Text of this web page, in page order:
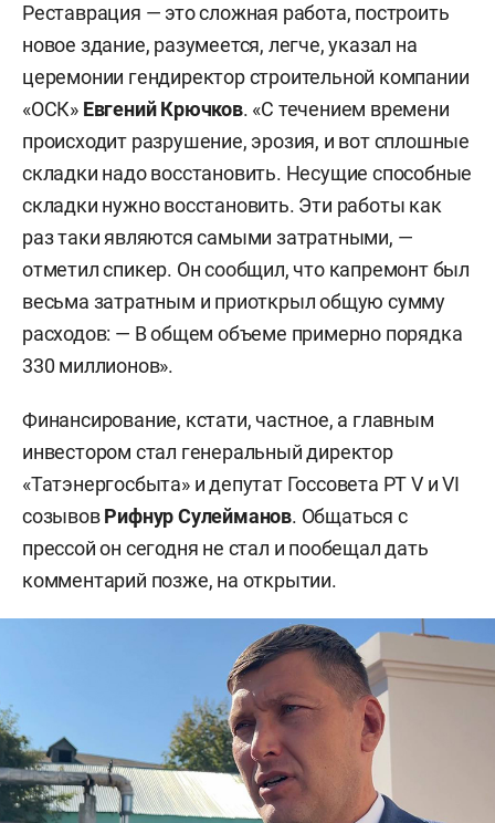
Реставрация — это сложная работа, построить
новое здание, разумеется, легче, указал на
церемонии гендиректор строительной компании
«ОСК» Евгений Крючков. «С течением времени
происходит разрушение, эрозия, и вот сплошные
складки надо восстановить. Несущие способные
складки нужно восстановить. Эти работы как
раз таки являются самыми затратными, —
отметил спикер. Он сообщил, что капремонт был
весьма затратным и приоткрыл общую сумму
расходов: — В общем объеме примерно порядка
330 миллионов».
Финансирование, кстати, частное, а главным
инвестором стал генеральный директор
«Татэнергосбыта» и депутат Госсовета РТ V и VI
созывовРифнур Сулейманов. Общаться с
прессой он сегодня не стал и пообещал дать
комментарий позже, на открытии.